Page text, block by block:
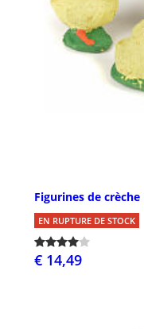
Figurines de
EN RUPTURE DE STOCK
€ 14,49